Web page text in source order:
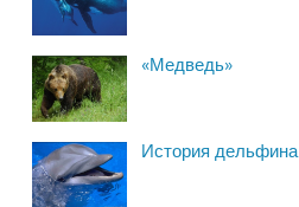
«Медведь»
История дельфина